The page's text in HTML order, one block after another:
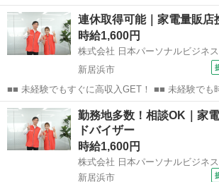
なので、すぐに高収入!! 社員登用制度もあるので
なんてキャリアアップも目指せます!! ■■ 来社不要！カンタン電話登
録!! ■■...
愛媛 松山市 店長
連休取得可能｜家電量販店
時給1,600円
株式会社 日本パーソナルビジネ
新居浜市
■■ 未経験でもすぐに高収入GET！ ■■ 未経験でも
なので、すぐに高収入!! 社員登用制度もあるので
なんてキャリアアップも目指せます!! ■■ 来社不要！カンタン電話登
録!! ■■...
愛媛 新居浜市 店長
勤務地多数！相談OK｜家
ドバイザー
時給1,600円
株式会社 日本パーソナルビジネ
新居浜市